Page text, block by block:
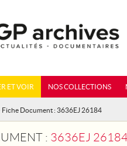
ET VOIR NOS COLLECTIONS
Fiche Document : 3636EJ 26184
: 3636EJ